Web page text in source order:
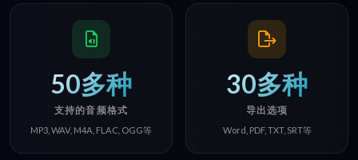
50多种
支持的音频格式
MP3, WAV, M4A, FLAC, OGG等
30多种
导出选项
Word, PDF, TXT, SRT等